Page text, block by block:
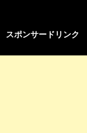
スポンサードリンク